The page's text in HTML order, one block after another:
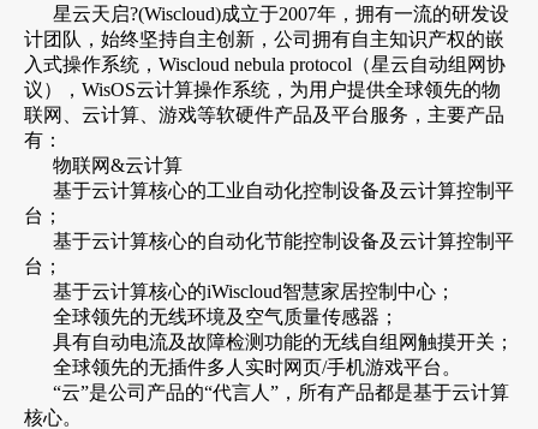
星云天启?(Wiscloud)成立于2007年，拥有一流的研发设
计团队，始终坚持自主创新，公司拥有自主知识产权的嵌
入式操作系统，Wiscloud nebula protocol（星云自动组网协
议），WisOS云计算操作系统，为用户提供全球领先的物
联网、云计算、游戏等软硬件产品及平台服务，主要产品
有：
物联网&云计算
基于云计算核心的工业自动化控制设备及云计算控制平
台；
基于云计算核心的自动化节能控制设备及云计算控制平
台；
基于云计算核心的iWiscloud智慧家居控制中心；
全球领先的无线环境及空气质量传感器；
具有自动电流及故障检测功能的无线自组网触摸开关；
全球领先的无插件多人实时网页/手机游戏平台。
“云”是公司产品的“代言人”，所有产品都是基于云计算
核心。